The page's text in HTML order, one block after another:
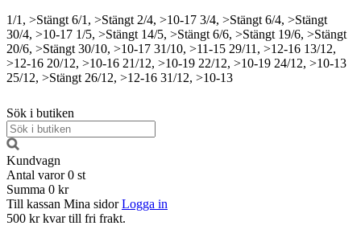
1/1, >Stängt 6/1, >Stängt 2/4, >10-17 3/4, >Stängt 6/4, >Stängt
30/4, >10-17 1/5, >Stängt 14/5, >Stängt 6/6, >Stängt 19/6, >Stängt
20/6, >Stängt 30/10, >10-17 31/10, >11-15 29/11, >12-16 13/12,
>12-16 20/12, >10-16 21/12, >10-19 22/12, >10-19 24/12, >10-13
25/12, >Stängt 26/12, >12-16 31/12, >10-13
Sök i butiken
Kundvagn
Antal varor 0 st
Summa 0 kr
Till kassan Mina sidor Logga in
500 kr kvar till fri frakt.